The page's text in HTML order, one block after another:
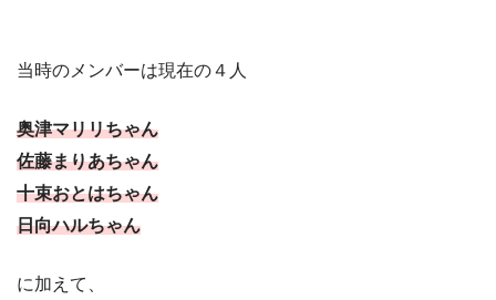
当時のメンバーは現在の４人
奥津マリリちゃん
佐藤まりあちゃん
十束おとはちゃん
日向ハルちゃん
に加えて、